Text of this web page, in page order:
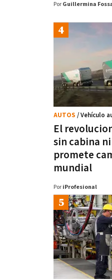
Por Guillermina
El
sin cabina
promete
mundial
AUTOS / Vehículo
Por iProfesional